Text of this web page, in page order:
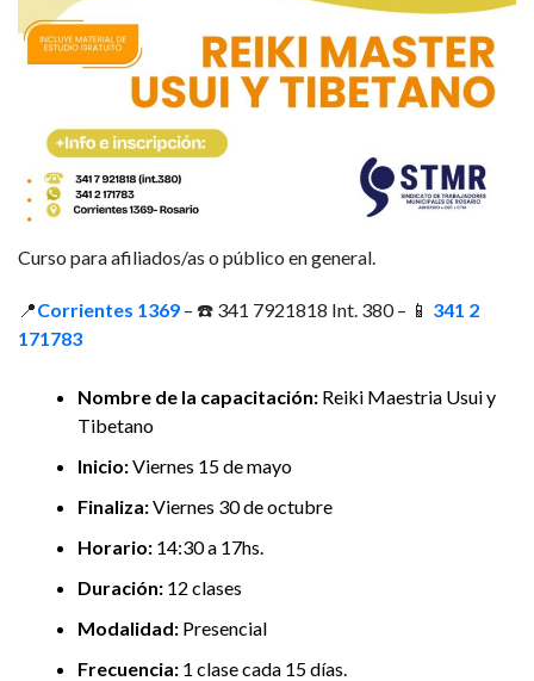
Curso para afiliados/as o público en general.
📍Corrientes 1369 – ☎️ 341 7921818 Int. 380 – 📱 341 2
171783
Nombre de la capacitación: Reiki Maestria Usui y
Tibetano
Inicio:Viernes 15 de mayo
Finaliza:Viernes 30 de octubre
Horario: 14:30 a 17hs.
Duración: 12 clases
Modalidad: Presencial
Frecuencia: 1 clase cada 15 días.